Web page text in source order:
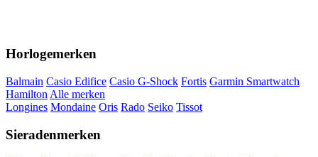
Horlogemerken
Balmain Casio Edifice Casio G-Shock Fortis Garmin Smartwatch
Hamilton Alle merken
Longines Mondaine Oris Rado Seiko Tissot
Sieradenmerken